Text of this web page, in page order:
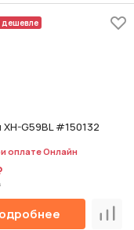
XH-G59BL #150132
оплате Онлайн